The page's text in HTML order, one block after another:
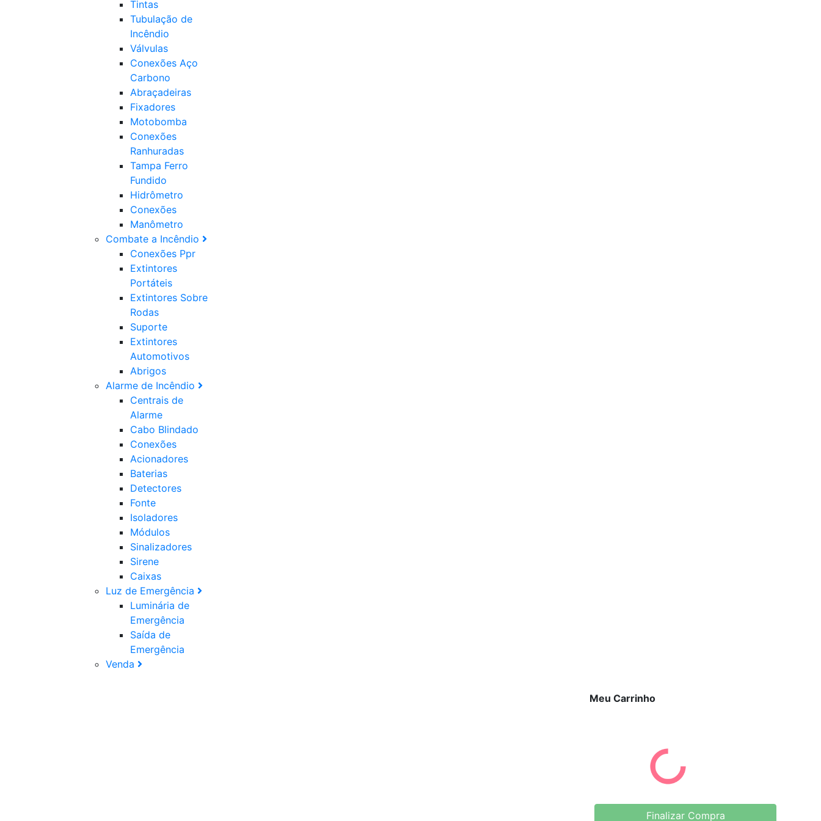
Tintas
Tubulação de
Incêndio
Válvulas
Conexões Aço
Carbono
Abraçadeiras
Fixadores
Motobomba
Conexões
Ranhuradas
Tampa Ferro
Fundido
Hidrômetro
Conexões
Manômetro
Combate a Incêndio
Conexões Ppr
Extintores
Portáteis
Extintores Sobre
Rodas
Suporte
Extintores
Automotivos
Abrigos
Alarme de Incêndio
Centrais de
Alarme
Cabo Blindado
Conexões
Acionadores
Baterias
Detectores
Fonte
Isoladores
Módulos
Sinalizadores
Sirene
Caixas
Luz de Emergência
Luminária de
Emergência
Saída de
Emergência
Venda
Meu Carrinho
Finalizar Compra